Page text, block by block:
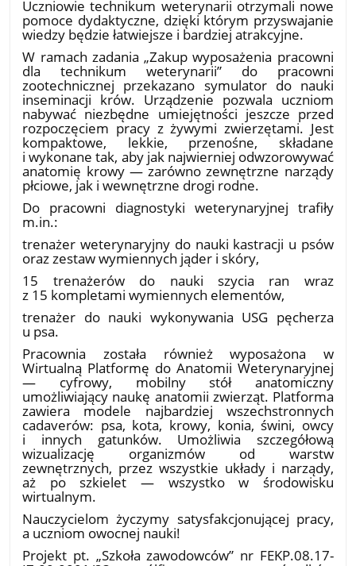
Uczniowie technikum weterynarii otrzymali nowe
pomoce dydaktyczne, dzięki którym przyswajanie
wiedzy będzie łatwiejsze i bardziej atrakcyjne.
W ramach zadania „Zakup wyposażenia pracowni
dla technikum weterynarii” do pracowni
zootechnicznej przekazano symulator do nauki
inseminacji krów. Urządzenie pozwala uczniom
nabywać niezbędne umiejętności jeszcze przed
rozpoczęciem pracy z żywymi zwierzętami. Jest
kompaktowe, lekkie, przenośne, składane
i wykonane tak, aby jak najwierniej odwzorowywać
anatomię krowy — zarówno zewnętrzne narządy
płciowe, jak i wewnętrzne drogi rodne.
Do pracowni diagnostyki weterynaryjnej trafiły
m.in.:
trenażer weterynaryjny do nauki kastracji u psów
oraz zestaw wymiennych jąder i skóry,
15 trenażerów do nauki szycia ran wraz
z 15 kompletami wymiennych elementów,
trenażer do nauki wykonywania USG pęcherza
u psa.
Pracownia została również wyposażona w
Wirtualną Platformę do Anatomii Weterynaryjnej
— cyfrowy, mobilny stół anatomiczny
umożliwiający naukę anatomii zwierząt. Platforma
zawiera modele najbardziej wszechstronnych
cadaverów: psa, kota, krowy, konia, świni, owcy
i innych gatunków. Umożliwia szczegółową
wizualizację organizmów od warstw
zewnętrznych, przez wszystkie układy i narządy,
aż po szkielet — wszystko w środowisku
wirtualnym.
Nauczycielom życzymy satysfakcjonującej pracy,
a uczniom owocnej nauki!
Projekt pt. „Szkoła zawodowców” nr FEKP.08.17-